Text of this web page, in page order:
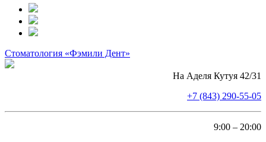
Стоматология «Фэмили Дент»
На Аделя Кутуя 42/31
+7 (843) 290-55-05
9:00 – 20:00